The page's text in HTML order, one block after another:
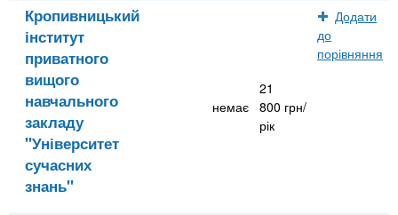
Кропивницький
інститут
приватного
вищого
навчального
закладу
"Університет
сучасних
знань"
немає
21
800 грн/
рік
Додати
до
порівняння